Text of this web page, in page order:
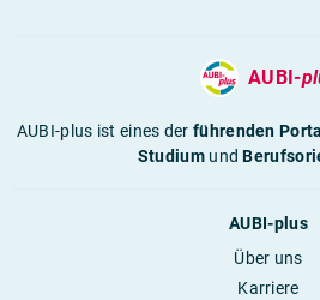
AUBI-
AUBI-plus ist eines derführenden
Studiumund
AUBI-plus
Über uns
Karriere